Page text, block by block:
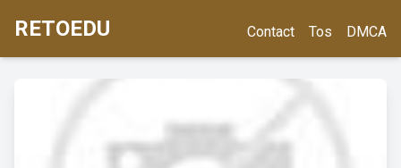
RETOEDU Contact Tos DMCA